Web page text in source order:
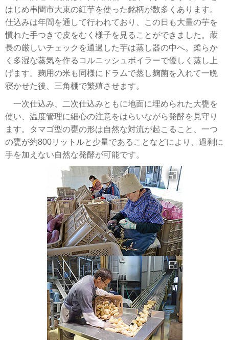
はじめ串間市大束の紅芋を使った銘柄が数多くあります。
仕込みは年間を通して行われており、この日も大量の芋を
慣れた手つきで皮をむく様子を見ることができました。蔵
長の厳しいチェックを通過した芋は蒸し器の中へ。柔らか
く多湿な蒸気を作るコルニッシュボイラーで優しく蒸し上
げます。麹用の米も同様にドラムで蒸し麹菌を入れて一晩
寝かせた後、三角棚で繁殖させます。
一次仕込み、二次仕込みともに地面に埋められた大甕を
使い、温度管理に細心の注意をはらいながら発酵を見守り
ます。タマゴ型の甕の形は自然な対流が起こること、一つ
の甕が約800リットルと少量であることなどにより、過剰に
手を加えない自然な発酵が可能です。